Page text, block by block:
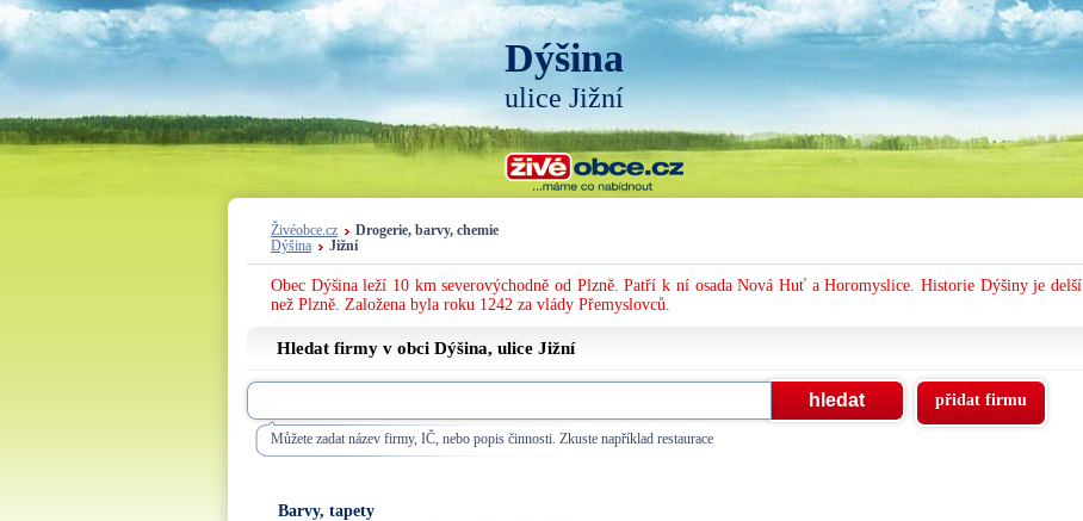
Dýšina
ulice Jižní
Živéobce.cz
Drogerie, barvy, chemie
Dýšina
Jižní
Obec Dýšina leží 10 km severovýchodně od Plzně. Patří k ní osada Nová Huť a Horomyslice. Historie Dýšiny je delší
než Plzně. Založena byla roku 1242 za vlády Přemyslovců.
Hledat firmy v obci Dýšina, ulice Jižní
Můžete zadat název firmy, IČ, nebo popis činnosti. Zkuste například restaurace
přidat firmu
Barvy, tapety